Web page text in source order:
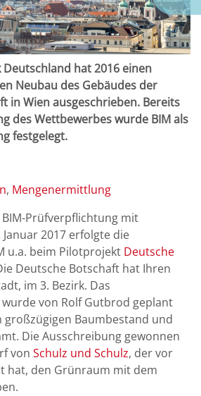
hat 2016 einen
Neubau des Gebäudes der
in Wien ausgeschrieben. Bereits
des Wettbewerbes wurde BIM als
festgelegt.
Mengenermittlung
Prüfverpflichtung mit
2017 erfolgte die
u.a. beim Pilotprojekt Deutsche
Deutsche Botschaft hat Ihren
im 3. Bezirk. Das
von Rolf Gutbrod geplant
Baumbestand und
Die Ausschreibung gewonnen
von Schulz und Schulz, der vor
hat, den Grünraum mit dem